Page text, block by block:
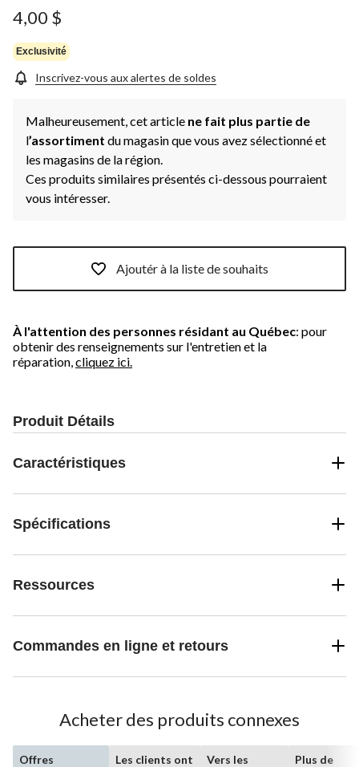
4,00 $
Exclusivité
Inscrivez-vous aux alertes de soldes
Malheureusement, cet article ne fait plus partie de
l’assortiment du magasin que vous avez sélectionné et
les magasins de la région.
Ces produits similaires présentés ci-dessous pourraient
vous intéresser.
Ajoutér à la liste de souhaits
À l'attention des personnes résidant au Québec: pour
obtenir des renseignements sur l'entretien et la
réparation, cliquez ici.
Produit Détails
Caractéristiques
Spécifications
Ressources
Commandes en ligne et retours
Acheter des produits connexes
Offres Les clients ont Vers les Plus de